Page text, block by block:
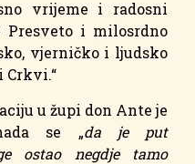
vrijeme i radosni
Presveto i milosrdno
vjerničko i ljudsko
Crkvi.“
u župi don Ante je
se „da je put
ostao negdje tamo